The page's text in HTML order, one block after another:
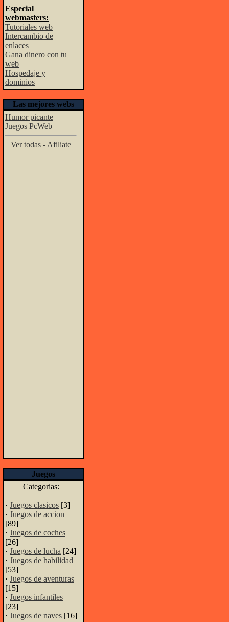
Especial
webmasters:
Tutoriales web
Intercambio de
enlaces
Gana dinero con tu
web
Hospedaje y
dominios
Las mejores webs
Humor picante
Juegos PcWeb
Ver todas - Afiliate
Juegos
Categorias:
· Juegos clasicos [3]
· Juegos de accion
[89]
· Juegos de coches
[26]
· Juegos de lucha [24]
· Juegos de habilidad
[53]
· Juegos de aventuras
[15]
· Juegos infantiles
[23]
· Juegos de naves [16]